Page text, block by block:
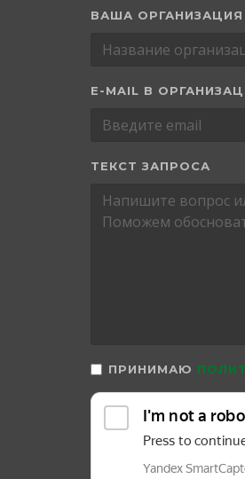
ВАША
E-MAIL В
ТЕКСТ ЗАПРОСА
ПРИНИМАЮ